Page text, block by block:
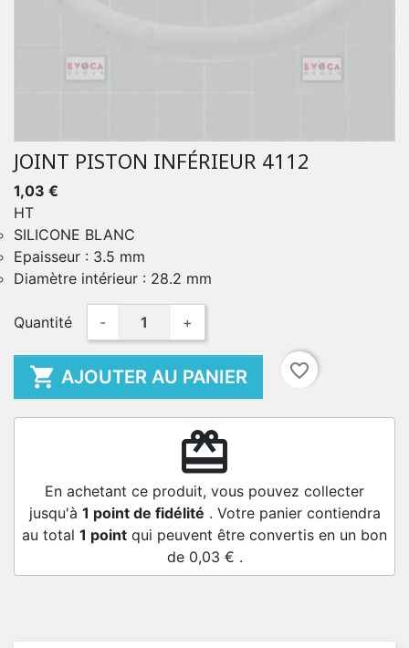
JOINT PISTON INFÉRIEUR 4112
1,03 €
HT
SILICONE BLANC
Epaisseur : 3.5 mm
Diamètre intérieur : 28.2 mm
Quantité - +
 AJOUTER AU PANIER favorite_border
redeem
En achetant ce produit, vous pouvez collecter
jusqu'à 1 point de fidélité . Votre panier contiendra
au total 1 point qui peuvent être convertis en un bon
de 0,03 € .